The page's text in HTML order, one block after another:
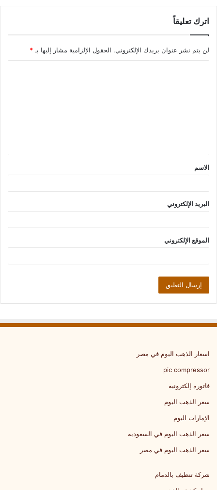
اترك تعليقاً
لن يتم نشر عنوان بريدك الإلكتروني. الحقول الإلزامية مشار إليها بـ*
ق
*
الاسم
البريد الإلكتروني
الموقع الإلكتروني
اسعار الذهب اليوم في مصر
pic compressor
فاتورة إلكترونية
سعر الذهب اليوم
الإمارات اليوم
سعر الذهب اليوم في السعودية
سعر الذهب اليوم في مصر
شركة تنظيف بالدمام